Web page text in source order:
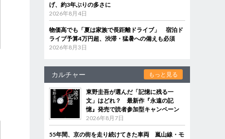
げ、約3年ぶりの多さに
2026年8月4日
物価高でも「夏は家族で長距離ドライブ」 宿泊ド
ライブ予算4万円超、渋滞・猛暑への備えも必須
2026年8月3日
カルチャー もっと見る
東野圭吾が選んだ「記憶に残る一
文」はどれ？ 最新作『永遠の記
憶』発売で読者参加型キャンペーン
2026年8月7日
55年間、京の街を走り続けてきた車両 嵐山線・モ